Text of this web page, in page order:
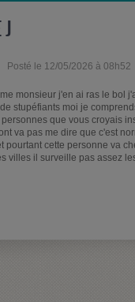
Posté le 12/05/2026 à 08h52
monsieur j'en ai ras le bol
stupéfiants moi je
que vous croyais
va pas me dire que c'est
pourtant cette personne va
villes il surveille pas assez